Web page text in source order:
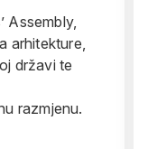
Assembly,
arhitekture,
državi te
razmjenu.